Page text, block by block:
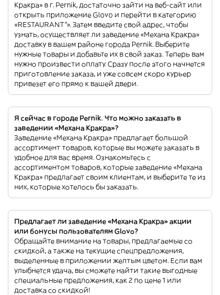
Кракра» в г. Pernik, достаточно зайти на веб-сайт или
открыть приложение Glovo и перейти в категорию
«RESTAURANT”». Затем введите свой адрес, чтобы
узнать, осуществляет ли заведение «Механа Кракра»
доставку в вашем районе города Pernik. Выберите
нужные товары и добавьте их в свой заказ. Теперь вам
нужно произвести оплату. Сразу после этого начнется
приготовление заказа, и уже совсем скоро курьер
привезет его прямо к вашей двери.
Я сейчас в городе Pernik. Что можно заказать в
заведении «Механа Кракра»?
Заведение «Механа Кракра» предлагает большой
ассортимент товаров, которые вы можете заказать в
удобное для вас время. Ознакомьтесь с
ассортиментом товаров, которые заведение «Механа
Кракра» предлагает своим клиентам, и выберите те из
них, которые хотелось бы заказать.
Предлагает ли заведение «Механа Кракра» акции
или бонусы пользователям Glovo?
Обращайте внимание на товары, предлагаемые со
скидкой, а также на текущие спецпредложения,
выделенные в приложении желтым цветом. Если вам
улыбнется удача, вы сможете найти такие выгодные
специальные предложения, как 2 по цене 1 или
доставка со скидкой!